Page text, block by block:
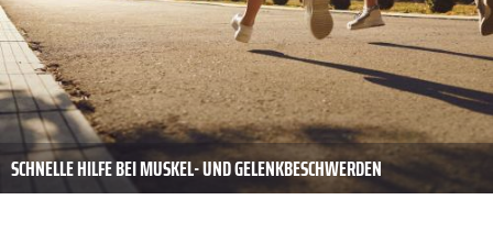
SCHNELLE HILFE BEI MUSKEL- UND GELENKBESCHWERDEN